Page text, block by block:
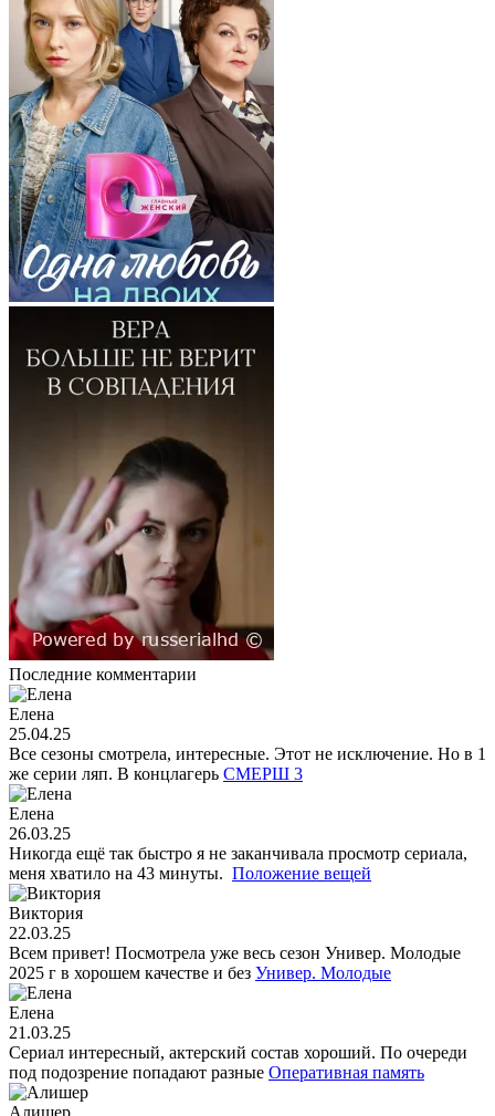
Последние комментарии
Елена
25.04.25
Все сезоны смотрела, интересные. Этот не исключение. Но в 1
же серии ляп. В концлагерь СМЕРШ 3
Елена
26.03.25
Никогда ещё так быстро я не заканчивала просмотр сериала,
меня хватило на 43 минуты. Положение вещей
Виктория
22.03.25
Всем привет! Посмотрела уже весь сезон Универ. Молодые
2025 г в хорошем качестве и без Универ. Молодые
Елена
21.03.25
Сериал интересный, актерский состав хороший. По очереди
под подозрение попадают разные Оперативная память